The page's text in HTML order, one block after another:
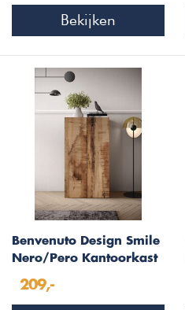
Bekijken
Benvenuto Design Smile
Nero/Pero Kantoorkast
209,-